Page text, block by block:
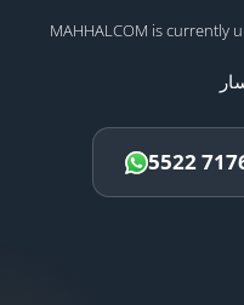
MAHHALCOM is currently
5522